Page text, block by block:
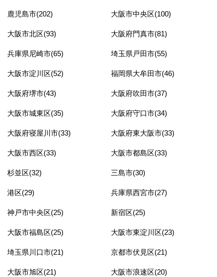
鹿児島市(202) 大阪市中央区(100)
大阪市北区(93) 大阪府門真市(81)
兵庫県尼崎市(65) 埼玉県戸田市(55)
大阪市淀川区(52) 福岡県大牟田市(46)
大阪府堺市(43) 大阪府吹田市(37)
大阪市城東区(35) 大阪府守口市(34)
大阪府寝屋川市(33) 大阪府東大阪市(33)
大阪市西区(33) 大阪市都島区(33)
杉並区(32) 三島市(30)
港区(29) 兵庫県西宮市(27)
神戸市中央区(25) 新宿区(25)
大阪市福島区(25) 大阪市東淀川区(23)
埼玉県川口市(21) 京都市伏見区(21)
大阪市旭区(21) 大阪市浪速区(20)